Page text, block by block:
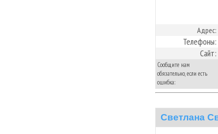
Адрес:
Телефоны:
Сайт:
Сообщите нам
обязательно, если есть
ошибка:
Светлана